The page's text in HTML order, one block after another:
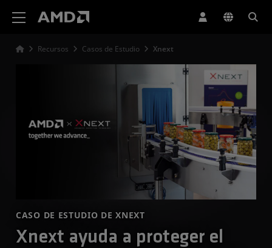
Recursos Casos de Estudio Xnext
CASO DE ESTUDIO DE XNEXT
Xnext ayuda a proteger el